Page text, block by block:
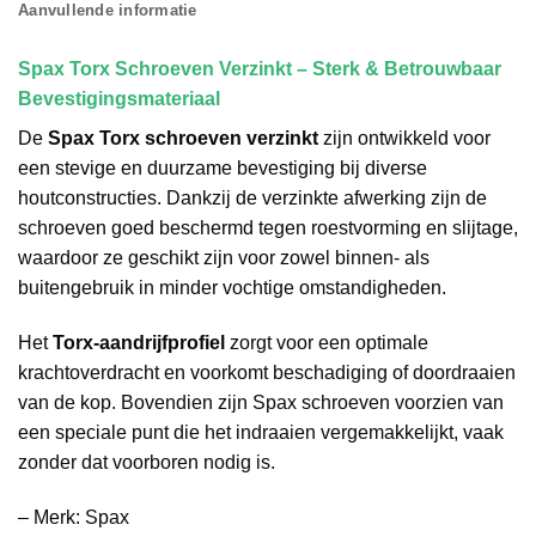
Aanvullende informatie
Spax Torx Schroeven Verzinkt – Sterk & Betrouwbaar
Bevestigingsmateriaal
De Spax Torx schroeven verzinkt zijn ontwikkeld voor
een stevige en duurzame bevestiging bij diverse
houtconstructies. Dankzij de verzinkte afwerking zijn de
schroeven goed beschermd tegen roestvorming en slijtage,
waardoor ze geschikt zijn voor zowel binnen- als
buitengebruik in minder vochtige omstandigheden.
HetTorx-aandrijfprofiel zorgt voor een optimale
krachtoverdracht en voorkomt beschadiging of doordraaien
van de kop. Bovendien zijn Spax schroeven voorzien van
een speciale punt die het indraaien vergemakkelijkt, vaak
zonder dat voorboren nodig is.
– Merk: Spax